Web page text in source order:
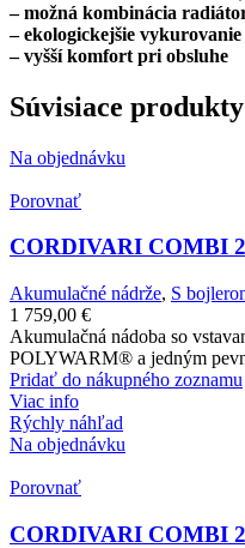
– možná kombinácia
– ekologickejšie vykurovanie
– vyšší komfort pri obsluhe
Súvisiace produkty
Na objednávku
Porovnať
CORDIVARI COMBI
Akumulačné nádrže, S
1 759,00 €
Akumulačná nádoba so
POLYWARM® a jedným
Pridať do nákupného zoznamu
Viac info
Rýchly náhľad
Na objednávku
Porovnať
CORDIVARI COMBI